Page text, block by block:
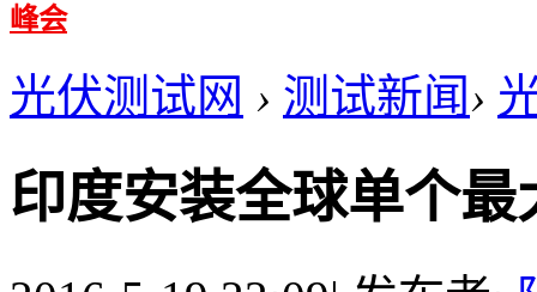
峰会
光伏测试网 › 测试新闻›
印度安装全球单个